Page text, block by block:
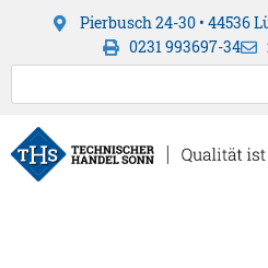
Pierbusch 24-30 • 44536
0231 993697-34